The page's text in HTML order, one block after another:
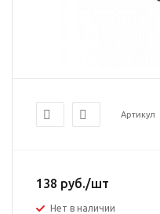
Артикул
138 руб./шт
Нет в наличии